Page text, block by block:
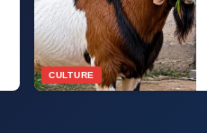
CULTURE